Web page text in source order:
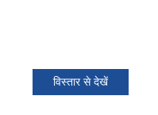
विस्तार से देखें